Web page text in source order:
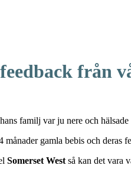
från
familj var ju nere och
gamla bebis och deras
Somerset West så kan det vara